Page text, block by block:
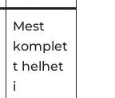
Mest
komplet
t helhet
i